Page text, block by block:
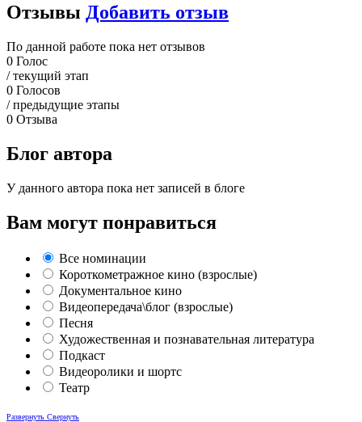
Отзывы Добавить отзыв
По данной работе пока нет отзывов
0 Голос
/ текущий этап
0 Голосов
/ предыдущие этапы
0 Отзыва
Блог автора
У данного автора пока нет записей в блоге
Вам могут понравиться
Все номинации
Короткометражное кино (взрослые)
Документальное кино
Видеопередача\блог (взрослые)
Песня
Художественная и познавательная литература
Подкаст
Видеоролики и шортс
Театр
Развернуть Свернуть